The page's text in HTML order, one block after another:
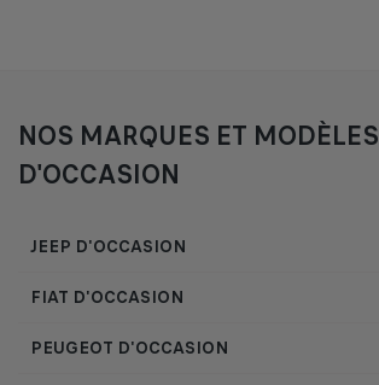
NOS MARQUES ET MODÈLES
D'OCCASION
JEEP D'OCCASION
FIAT D'OCCASION
PEUGEOT D'OCCASION